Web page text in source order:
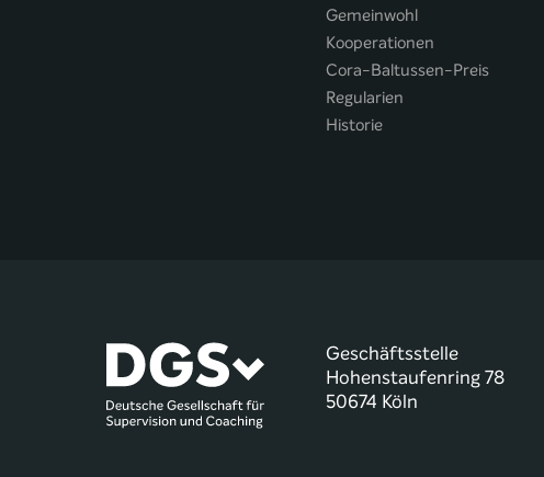
Gemeinwohl
Kooperationen
Cora-Baltussen-Preis
Regularien
Historie
Geschäftsstelle
Hohenstaufenring 78
50674 Köln